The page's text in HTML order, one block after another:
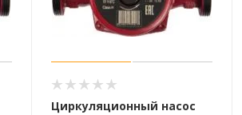
Циркуляционный насос